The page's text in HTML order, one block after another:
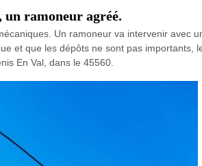
un ramoneur agréé.
Un ramoneur va intervenir avec
et que les dépôts ne sont pas importants,
En Val, dans le 45560.